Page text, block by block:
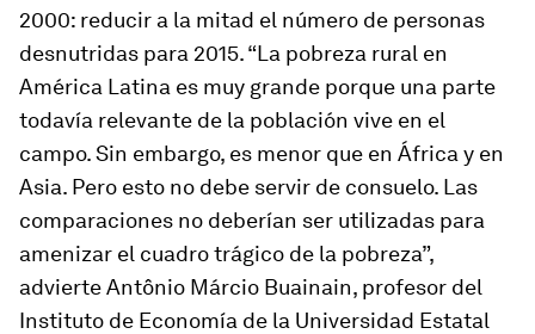
2000: reducir a la mitad el número de personas
desnutridas para 2015. “La pobreza rural en
América Latina es muy grande porque una parte
todavía relevante de la población vive en el
campo. Sin embargo, es menor que en África y en
Asia. Pero esto no debe servir de consuelo. Las
comparaciones no deberían ser utilizadas para
amenizar el cuadro trágico de la pobreza”,
advierte Antônio Márcio Buainain, profesor del
Instituto de Economía de la Universidad Estatal